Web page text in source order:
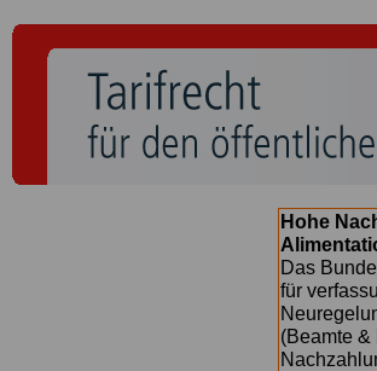
Hohe
Das
für
(Beamte